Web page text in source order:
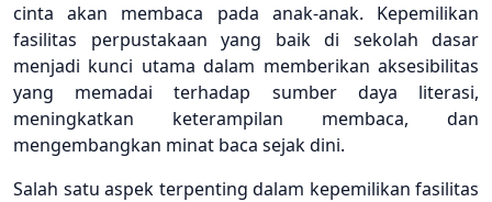
cinta akan membaca pada anak-anak. Kepemilikan
fasilitas perpustakaan yang baik di sekolah dasar
menjadi kunci utama dalam memberikan aksesibilitas
yang memadai terhadap sumber daya literasi,
meningkatkan keterampilan membaca, dan
mengembangkan minat baca sejak dini.
Salah satu aspek terpenting dalam kepemilikan fasilitas